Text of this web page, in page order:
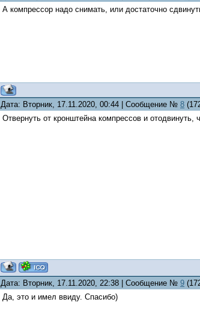
А компрессор надо снимать, или достаточно
Дата: Вторник, 17.11.2020, 00:44 | Сообщение № 8
Отвернуть от кронштейна компрессов и отодвинуть,
Дата: Вторник, 17.11.2020, 22:38 | Сообщение № 9
Да, это и имел ввиду. Спасибо)